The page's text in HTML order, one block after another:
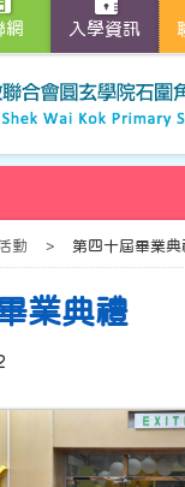
網 入學資訊
動 > 第四十屆畢業典
業典禮